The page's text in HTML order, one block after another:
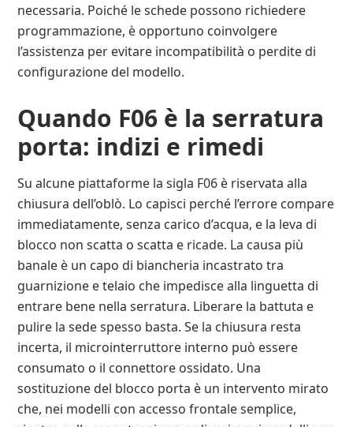
necessaria. Poiché le schede possono richiedere
programmazione, è opportuno coinvolgere
l’assistenza per evitare incompatibilità o perdite di
configurazione del modello.
Quando F06 è la serratura
porta: indizi e rimedi
Su alcune piattaforme la sigla F06 è riservata alla
chiusura dell’oblò. Lo capisci perché l’errore compare
immediatamente, senza carico d’acqua, e la leva di
blocco non scatta o scatta e ricade. La causa più
banale è un capo di biancheria incastrato tra
guarnizione e telaio che impedisce alla linguetta di
entrare bene nella serratura. Liberare la battuta e
pulire la sede spesso basta. Se la chiusura resta
incerta, il microinterruttore interno può essere
consumato o il connettore ossidato. Una
sostituzione del blocco porta è un intervento mirato
che, nei modelli con accesso frontale semplice,